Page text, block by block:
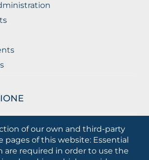
of our own and third-party
pages of this website: Essential
are required in order to use the
about us
Campaigns